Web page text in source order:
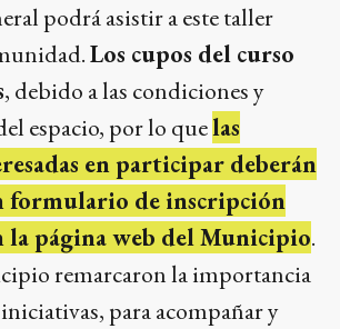
podrá asistir a este taller
Los cupos del curso
, debido a las condiciones y
espacio, por lo quelas
en participar deberán
formulario de inscripción
la página web del Municipio.
remarcaron la importancia
para acompañar y